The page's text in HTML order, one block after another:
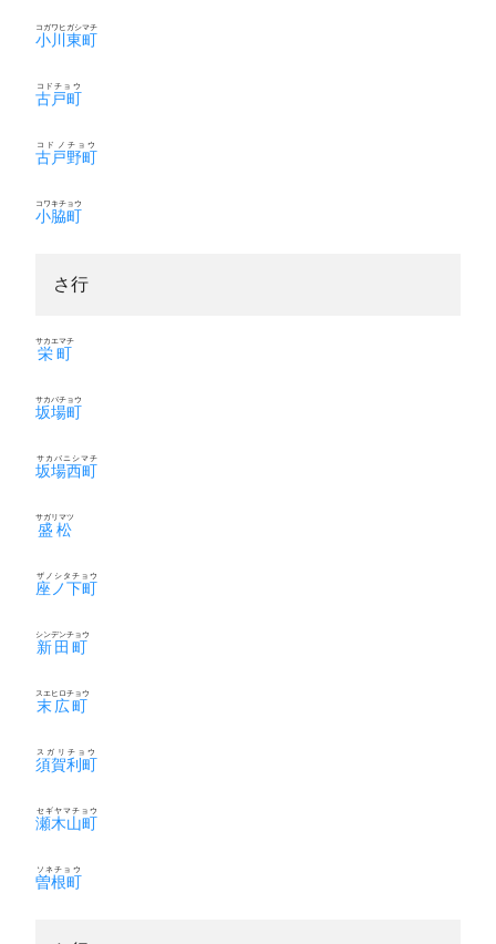
小川東町
コガワヒガシマチ
古戸町
コドチョウ
古戸野町
コドノチョウ
小脇町
コワキチョウ
さ行
栄町
サカエマチ
坂場町
サカバチョウ
坂場西町
サカバニシマチ
盛松
サガリマツ
座ノ下町
ザノシタチョウ
新田町
シンデンチョウ
末広町
スエヒロチョウ
須賀利町
スガリチョウ
瀬木山町
セギヤマチョウ
曽根町
ソネチョウ